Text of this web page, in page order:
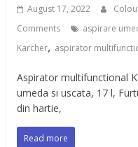
August 17, 2022
Comments
aspirare
Karcher, aspirator
Aspirator multifunctional
umeda si uscata, 17 l,
din hartie,
Read more